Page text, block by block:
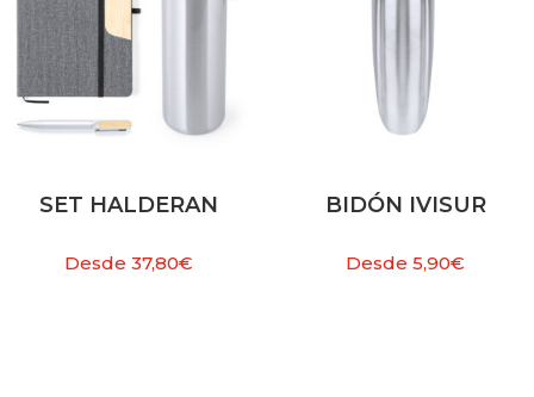
SET HALDERAN
Desde 37,80€
BIDÓN IVISUR
Desde5,90€